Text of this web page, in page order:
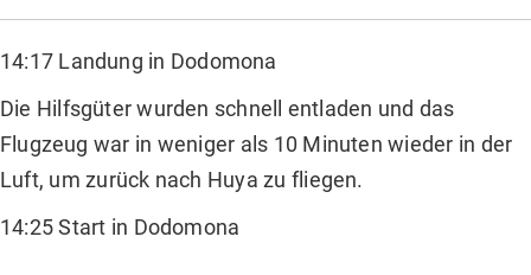
14:17 Landung in Dodomona
Die Hilfsgüter wurden schnell entladen und das
Flugzeug war in weniger als 10 Minuten wieder in der
Luft, um zurück nach Huya zu fliegen.
14:25 Start in Dodomona